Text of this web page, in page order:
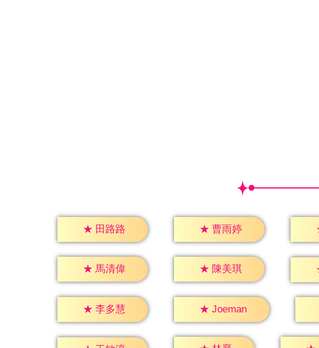
★ 田路路 ★ 曹雨婷
★ 馬清偉 ★ 陳美琪
★ 李多慧 ★ Joeman